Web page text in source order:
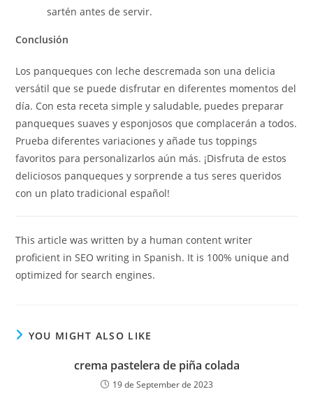
sartén antes de servir.
Conclusión
Los panqueques con leche descremada son una delicia
versátil que se puede disfrutar en diferentes momentos del
día. Con esta receta simple y saludable, puedes preparar
panqueques suaves y esponjosos que complacerán a todos.
Prueba diferentes variaciones y añade tus toppings
favoritos para personalizarlos aún más. ¡Disfruta de estos
deliciosos panqueques y sorprende a tus seres queridos
con un plato tradicional español!
This article was written by a human content writer
proficient in SEO writing in Spanish. It is 100% unique and
optimized for search engines.
YOU MIGHT ALSO LIKE
crema pastelera de piña colada
19 de September de 2023